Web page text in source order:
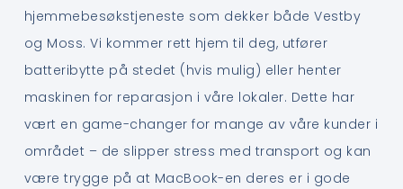
hjemmebesøkstjeneste som dekker både Vestby
og Moss. Vi kommer rett hjem til deg, utfører
batteribytte på stedet (hvis mulig) eller henter
maskinen for reparasjon i våre lokaler. Dette har
vært en game-changer for mange av våre kunder i
området – de slipper stress med transport og kan
være trygge på at MacBook-en deres er i gode